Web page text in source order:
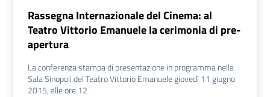
Rassegna Internazionale del Cinema: al
Teatro Vittorio Emanuele la cerimonia di pre-
apertura
La conferenza stampa di presentazione in programma nella
Sala Sinopoli del Teatro Vittorio Emanuele giovedì 11 giugno
2015, alle ore 12